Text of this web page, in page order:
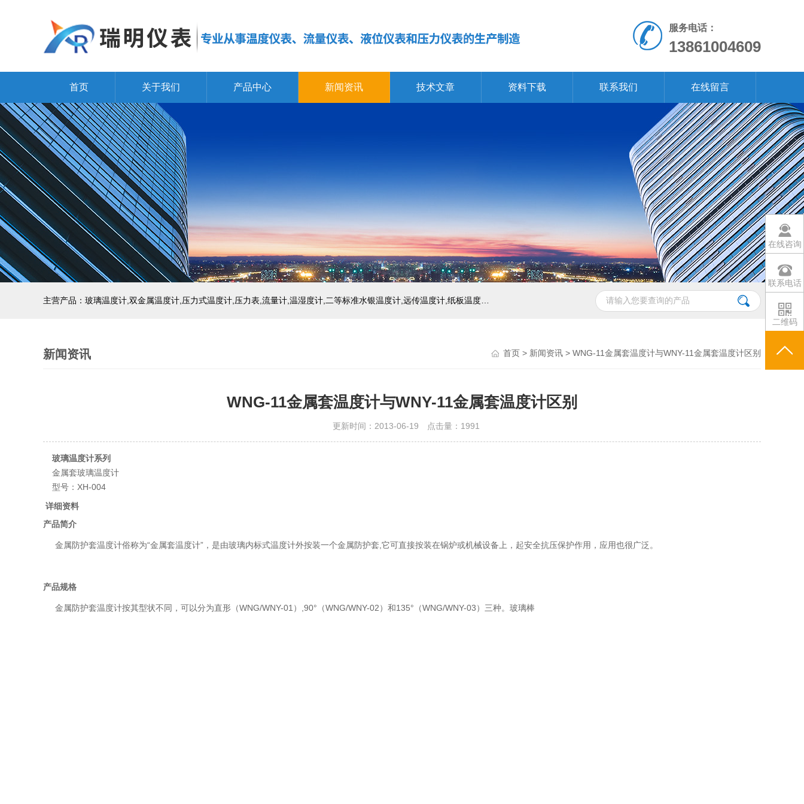
服务电话：
13861004609
首页 关于我们 产品中心 新闻资讯 技术文章 资料下载 联系我们 在线留言
新闻资讯 首页 > 新闻资讯 > WNG-11金属套温度计与WNY-11金属套温度计区别
WNG-11金属套温度计与WNY-11金属套温度计区别
更新时间：2013-06-19 点击量： 1991
玻璃温度计系列
金属套玻璃温度计
型号：XH-004
详细资料
产品简介
金属防护套温度计俗称为“金属套温度计”，是由玻璃内标式温度计外按装一个金属防护套,它可直接按装在锅炉或机械设备上，起安全抗压保护作用，应用也很广泛。
产品规格
金属防护套温度计按其型状不同，可以分为直形（WNG/WNY-01）,90°（WNG/WNY-02）和135°（WNG/WNY-03）三种。玻璃棒
在线咨询
联系电话
二维码